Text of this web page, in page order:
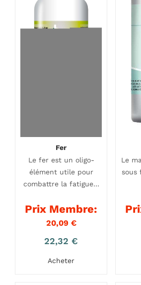
Fer
Le fer est un oligo-
élément utile pour
combattre la fatigue…
Prix Membre:
20,09 €
22,32 €
Acheter
Le
sous